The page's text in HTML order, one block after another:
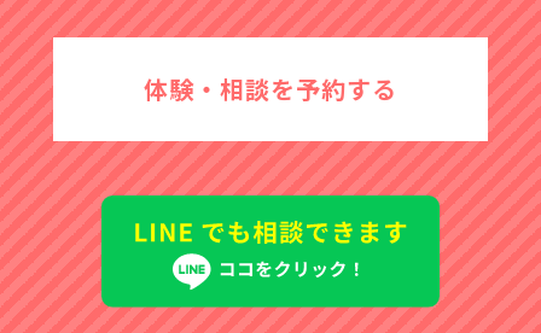
体験・相談を予約する